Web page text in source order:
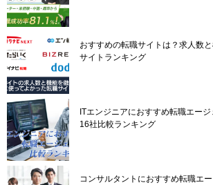
おすすめの転職サイトは？求人数
サイトランキング
ITエンジニアにおすすめ転職エー
16社比較ランキング
コンサルタントにおすすめ転職エ